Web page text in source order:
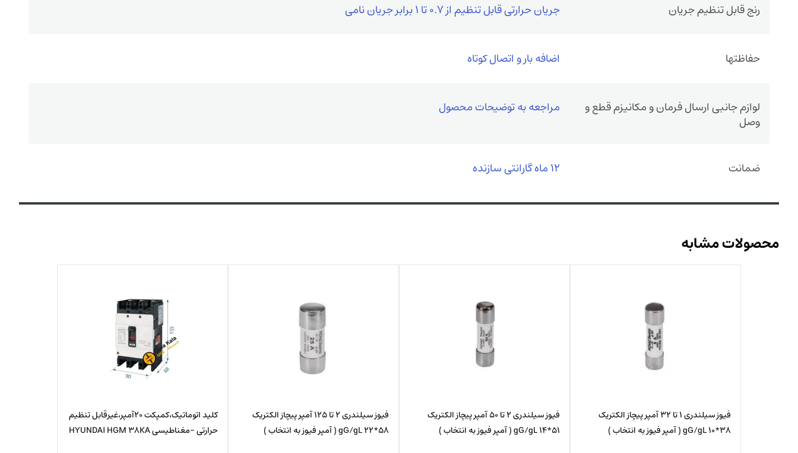
رنج قابل تنظیم جریان جریان حرارتی قابل تنظیم از 0.7 تا 1 برابر جریان نامی
حفاظتها اضافه بار و اتصال کوتاه
لوازم جانبی ارسال فرمان و مکانیزم قطع و
وصل
مراجعه به توضیحات محصول
ضمانت 12 ماه گارانتی سازنده
محصولات مشابه
فیوز سیلندری 1 تا 32 آمپر پیچاز الکتریک
38*10 gG/gL ( آمپر فیوز به انتخاب )
فیوز سیلندری 2 تا 50 آمپر پیچاز الکتریک
51*14 gG/gL ( آمپر فیوز به انتخاب )
فیوز سیلندری 2 تا 125 آمپر پیچاز الکتریک
58*22 gG/gL ( آمپر فیوز به انتخاب )
کلید اتوماتیک،کمپکت 20آمپر،غیرقابل تنظیم
حرارتی -مغناطیسی HYUNDAI HGM 38KA